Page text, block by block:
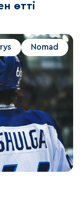
өтті
Nomad